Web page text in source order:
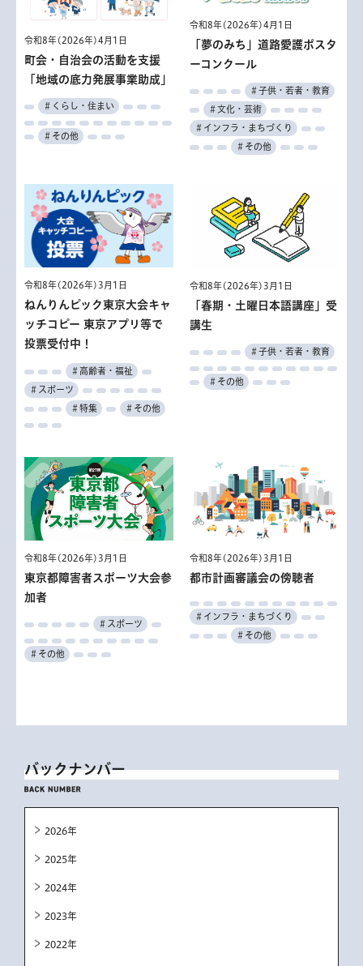
令和8年(2026年)4月1日
町会・自治会の活動を支援
「地域の底力発展事業助成」
＃くらし・住まい
＃その他
令和8年(2026年)4月1日
「夢のみち」道路愛護ポスタ
ーコンクール
＃子供・若者・教育
＃文化・芸術
＃インフラ・まちづくり
＃その他
令和8年(2026年)3月1日
ねんりんピック東京大会キャ
ッチコピー 東京アプリ等で
投票受付中！
＃高齢者・福祉
＃スポーツ
＃特集 ＃その他
令和8年(2026年)3月1日
「春期・土曜日本語講座」受
講生
＃子供・若者・教育
＃その他
令和8年(2026年)3月1日
東京都障害者スポーツ大会参
加者
＃スポーツ
＃その他
令和8年(2026年)3月1日
都市計画審議会の傍聴者
＃インフラ・まちづくり
＃その他
バックナンバー
2026年
2025年
2024年
2023年
2022年